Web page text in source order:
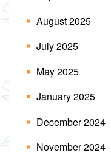
August 2025
July 2025
May 2025
January 2025
December 2024
November 2024